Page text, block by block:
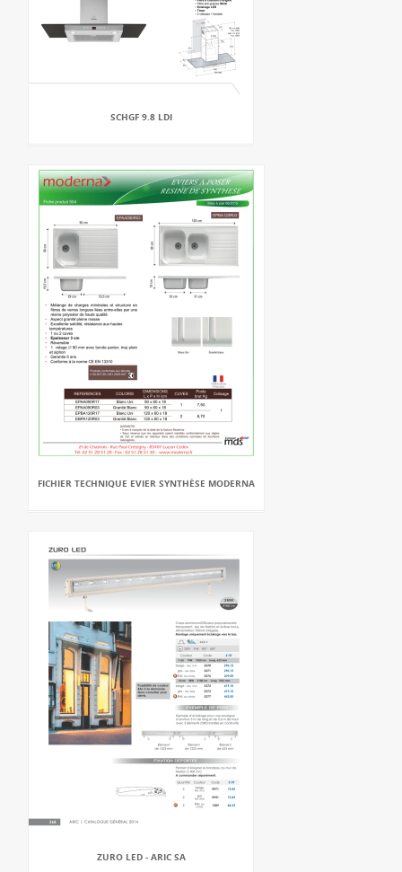
SCHGF 9.8 LDI
FICHIER TECHNIQUE EVIER SYNTHÈSE MODERNA
ZURO LED - ARIC SA